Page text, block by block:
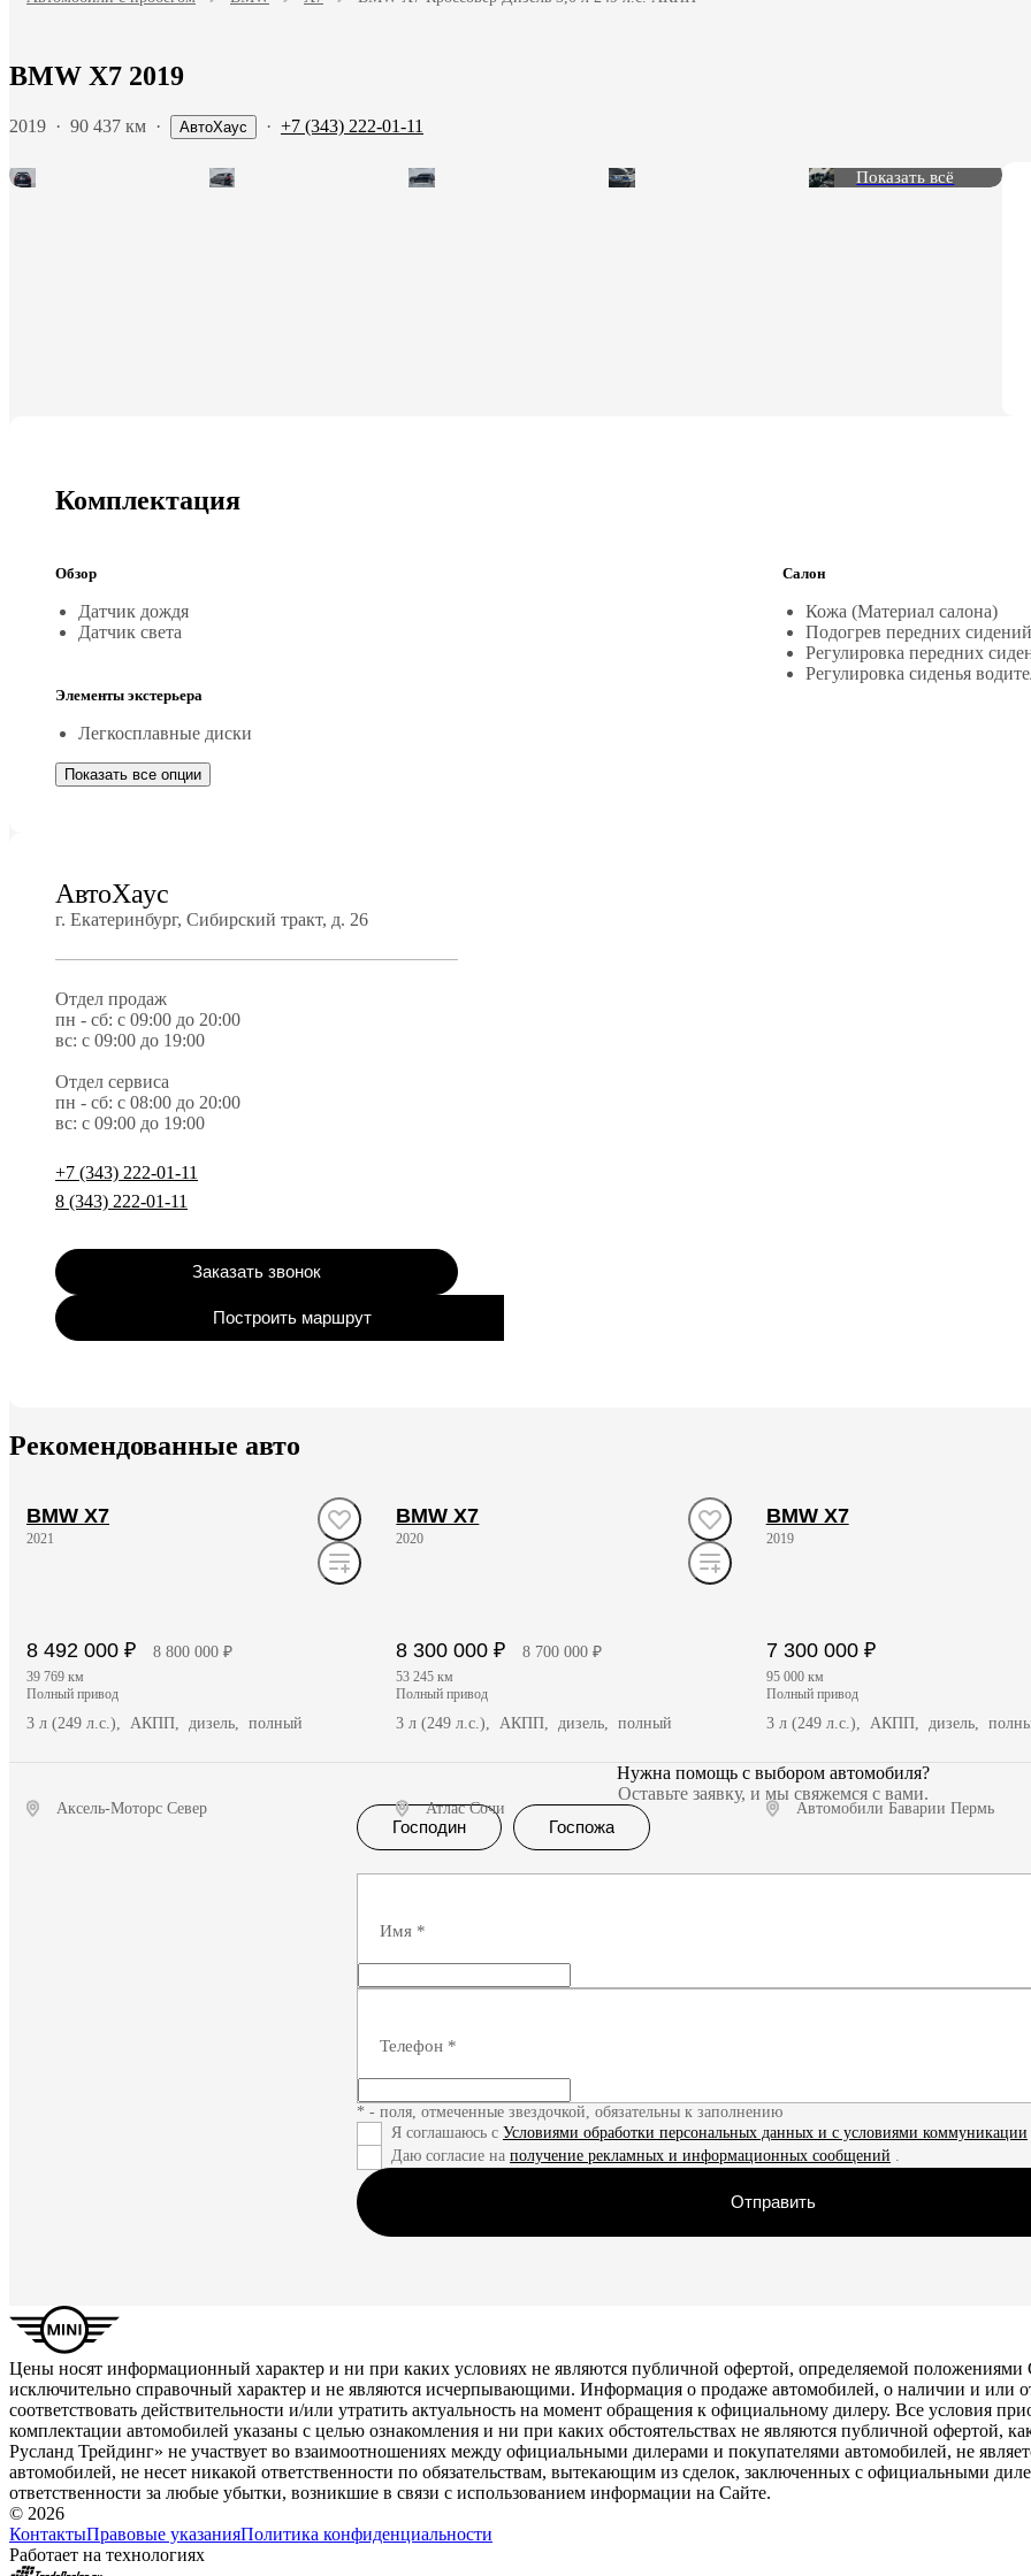
BMW X7 2019
2019 · 90 437 км · АвтоХаус · +7 (343) 222-01-11
Показать всё
Комплектация
Обзор
Датчик дождя
Датчик света
Элементы экстерьера
Легкосплавные диски
Салон
Кожа (Материал салона)
Подогрев передних сидений
Регулировка передних
Регулировка сиденья
Показать все опции
АвтоХаус
г. Екатеринбург, Сибирский тракт, д. 26
Отдел продаж
пн - сб: с 09:00 до 20:00
вс: с 09:00 до 19:00
Отдел сервиса
пн - сб: с 08:00 до 20:00
вс: с 09:00 до 19:00
+7 (343) 222-01-11
8 (343) 222-01-11
Заказать звонок
Построить маршрут
Рекомендованные авто
BMW X7
2021
8 492 000 ₽ 8 800 000 ₽
39 769 км
полный привод
3 л (249 л.с.), АКПП, дизель, полный
Аксель-Моторс Север
BMW X7
2020
8 300 000 ₽ 8 700 000 ₽
53 245 км
полный привод
3 л (249 л.с.), АКПП, дизель, полный
Атлас Сочи
Получить предложение
BMW X7
2019
7 300 000 ₽
95 000 км
полный привод
3 л (249 л.с.), АКПП, дизель,
Автомобили Баварии Пермь
Получить предложение
Нужна помощь с выбором автомобиля?
Оставьте заявку, и мы свяжемся с вами.
Господин
Госпожа
Имя *
Телефон *
* - поля, отмеченные звездочкой, обязательны к заполнению
Я соглашаюсь с Условиями обработки персональных данных и с условиями коммуникации
Даю согласие на получение рекламных и информационных сообщений
Отправить
Цены носят информационный характер и ни при каких условиях не являются публичной офертой, определяемой
исключительно справочный характер и не являются исчерпывающими. Информация о продаже автомобилей, о наличии и или
соответствовать действительности и/или утратить актуальность на момент обращения к официальному дилеру. Все условия
комплектации автомобилей указаны с целью ознакомления и ни при каких обстоятельствах не являются публичной
Русланд Трейдинг» не участвует во взаимоотношениях между официальными дилерами и покупателями автомобилей, не
автомобилей, не несет никакой ответственности по обязательствам, вытекающим из сделок, заключенных с официальными
ответственности за любые убытки, возникшие в связи с использованием информации на Сайте.
© 2026
КонтактыПравовые указанияПолитика конфиденциальности
Работает на технологиях